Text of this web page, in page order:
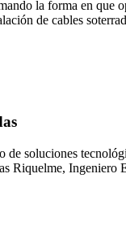
la forma en que
de cables
soluciones
Ingeniero